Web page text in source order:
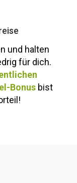
und halten
für dich.
Bonus bist